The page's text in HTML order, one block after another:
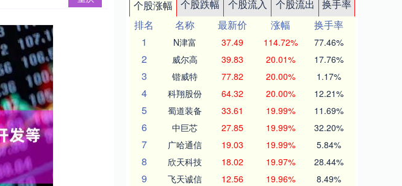
个股涨幅 个股跌幅 个股流入 个股流出
换手率
排名
名称 最新价 涨幅
换手率
1
N津富 37.49 114.72% 77.46%
2 威尔高 39.83 20.01% 17.76%
3 锴威特 77.82 20.00% 1.17%
4 科翔股份 64.32 20.00% 12.21%
5 蜀道装备 33.61 19.99% 11.69%
6 中巨芯 27.85 19.99% 32.20%
7 广哈通信 19.03 19.99% 5.84%
8 欣天科技 18.02 19.97% 28.44%
9 飞天诚信 12.56 19.96% 8.49%